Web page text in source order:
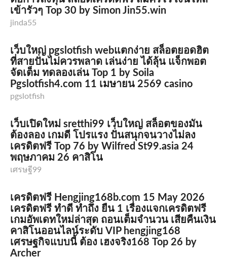
เข้ารัวๆ Top 30 by Simon Jin55.win
jinda55
เว็บใหญ่ pgslotfish webแตกง่าย สล็อตยอดฮิต
ที่สายปั่นไม่ควรพลาด เล่นง่าย ได้ลุ้น แจ็กพอต
จัดเต็ม ทดลองเล่น Top 1 by Soila
Pgslotfish4.com 11 เมษายน 2569 casino
pgslotfish
เว็บเปิดใหม่ sretthi99 เว็บใหญ่ สล็อตของมัน
ต้องลอง เกมดี โปรแรง ปั่นสนุกจนวางไม่ลง
เครดิตฟรี Top 76 by Wilfred St99.asia 24
พฤษภาคม 26 คาสิโน
เศรษฐี99
เครดิตฟรี Hengjing168b.com 15 May 2026
เครดิตฟรี ทำดี ทำถึง ยืน 1 เรื่องแจกเครดิตฟรี
เกมอัพเดทใหม่ล่าสุด ถอนเต็มจำนวน เสียคืนเงิน
คาสิโนออนไลน์ระดับ VIP hengjing168
เศรษฐกิจแบบนี้ ต้อง เฮงจริง168 Top 26 by
Archer